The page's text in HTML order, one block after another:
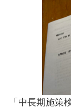
「中長期施策